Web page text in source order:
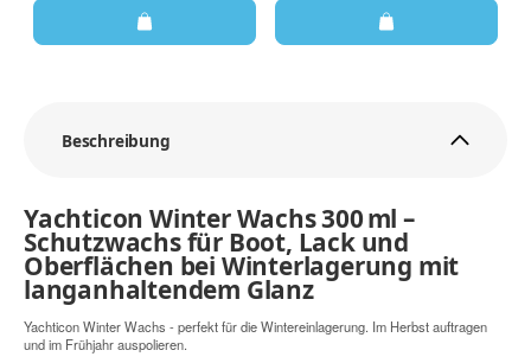
Beschreibung
Yachticon Winter Wachs 300 ml –
Schutzwachs für Boot, Lack und
Oberflächen bei Winterlagerung mit
langanhaltendem Glanz
Yachticon Winter Wachs - perfekt für die Wintereinlagerung. Im Herbst auftragen
und im Frühjahr auspolieren.